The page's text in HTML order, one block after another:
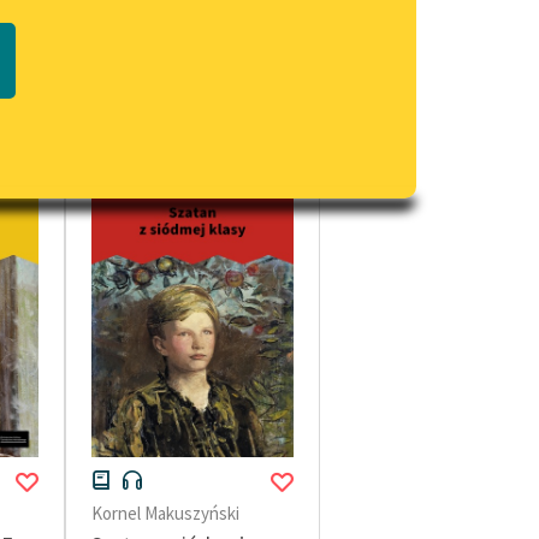
PDF
wrażliwych
Deklaracja dostępności
Kornel Makuszyński